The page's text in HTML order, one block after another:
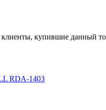
клиенты, купившие данный